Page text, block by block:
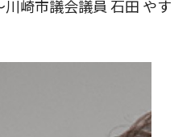
崎市議会議員 石田 やす